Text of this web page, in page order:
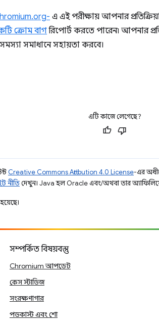
এ এই পরীক্ষায় আপনার
ক্রোম বাগরিপোর্ট করতে পারেন৷ আপনার
সমাধানে সহায়তা করবে।
এটি কাজে লেগেছে?
Creative Commons Attribution 4.0 License-এর
নীতিদেখুন। Java হল Oracle এবং/অথবা তার অ্যাফিলিয়েট
সম্পর্কিত বিষয়বস্তু
Chromium আপডেট
কেস স্টাডিজ
সংরক্ষণাগার
পডকাস্ট এবং শো